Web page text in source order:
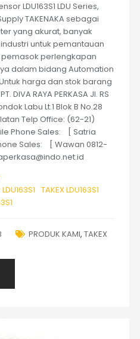
LDU163S1 LDU Series,
TAKENAKA sebagai
yang akurat, banyak
untuk pemantauan
perlengkapan
dalam bidang Automation
harga dan stok barang
DIVA RAYA PERKASA Jl. RS
Labu Lt.1 Blok B No.28
Telp Office: (62-21)
Phone Sales: [ Satria
Sales: [ Wawan 0812-
TAKEX LDU163S1
PRODUK KAMI, TAKEX